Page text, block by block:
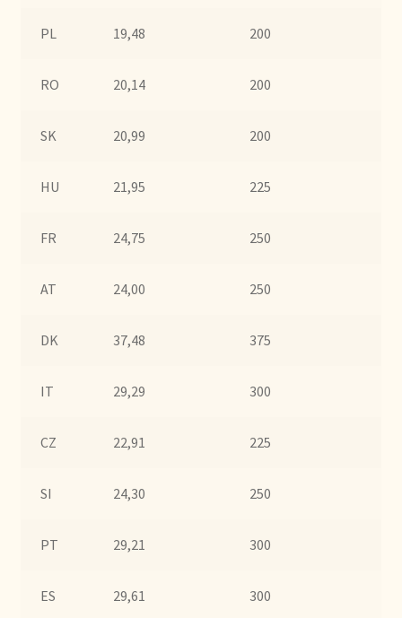
Biologische certificaten
Boletín informativo
Certificados ecológicos.
Certificats biologiques
Datenschutzerklärung
PL 19,48 200
RO 20,14 200
SK 20,99 200
HU 21,95 225
FR 24,75 250
AT 24,00 250
DK 37,48 375
IT 29,29 300
CZ 22,91 225
SI 24,30 250
PT 29,21 300
ES 29,61 300